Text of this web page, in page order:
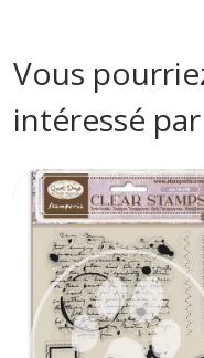
Vous
intéressé par